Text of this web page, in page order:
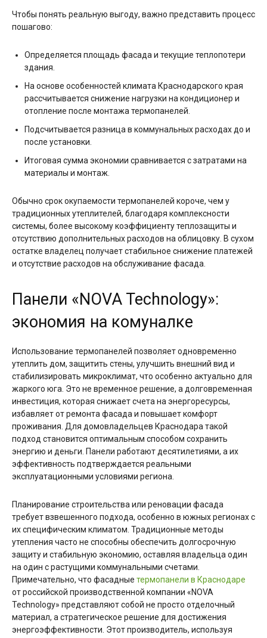
Чтобы понять реальную выгоду, важно представить процесс
пошагово:
Определяется площадь фасада и текущие теплопотери
здания.
На основе особенностей климата Краснодарского края
рассчитывается снижение нагрузки на кондиционер и
отопление после монтажа термопанелей.
Подсчитывается разница в коммунальных расходах до и
после установки.
Итоговая сумма экономии сравнивается с затратами на
материалы и монтаж.
Обычно срок окупаемости термопанелей короче, чем у
традиционных утеплителей, благодаря комплексности
системы, более высокому коэффициенту теплозащиты и
отсутствию дополнительных расходов на облицовку. В сухом
остатке владелец получает стабильное снижение платежей
и отсутствие расходов на обслуживание фасада.
Панели «NOVA Technology»:
экономия на комуналке
Использование термопанелей позволяет одновременно
утеплить дом, защитить стены, улучшить внешний вид и
стабилизировать микроклимат, что особенно актуально для
жаркого юга. Это не временное решение, а долговременная
инвестиция, которая снижает счета на энергоресурсы,
избавляет от ремонта фасада и повышает комфорт
проживания. Для домовладельцев Краснодара такой
подход становится оптимальным способом сохранить
энергию и деньги. Панели работают десятилетиями, а их
эффективность подтверждается реальными
эксплуатационными условиями региона.
Планирование строительства или реновации фасада
требует взвешенного подхода, особенно в южных регионах с
их специфическим климатом. Традиционные методы
утепления часто не способны обеспечить долгосрочную
защиту и стабильную экономию, оставляя владельца один
на один с растущими коммунальными счетами.
Примечательно, что фасадные термопанели в Краснодаре
от российской производственной компании «NOVA
Technology» представляют собой не просто отделочный
материал, а стратегическое решение для достижения
энергоэффективности. Этот производитель, используя